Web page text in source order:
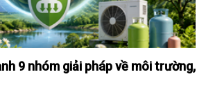
9 nhóm giải pháp về môi trường,